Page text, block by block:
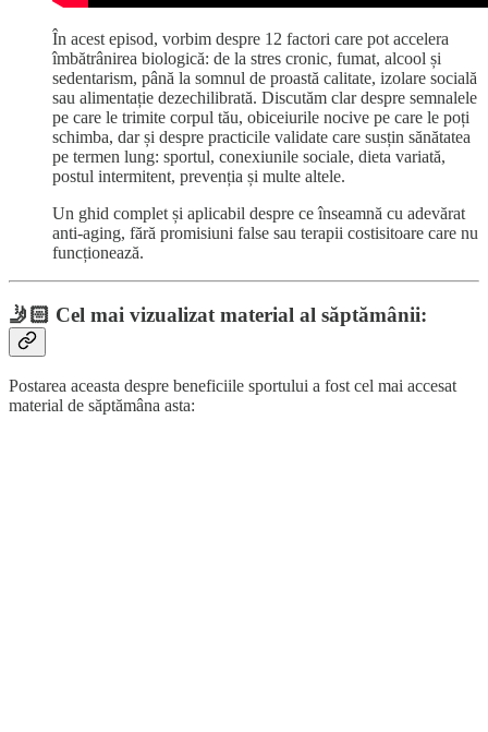
În acest episod, vorbim despre 12 factori care pot accelera
îmbătrânirea biologică: de la stres cronic, fumat, alcool și
sedentarism, până la somnul de proastă calitate, izolare socială
sau alimentație dezechilibrată. Discutăm clar despre semnalele
pe care le trimite corpul tău, obiceiurile nocive pe care le poți
schimba, dar și despre practicile validate care susțin sănătatea
pe termen lung: sportul, conexiunile sociale, dieta variată,
postul intermitent, prevenția și multe altele.
Un ghid complet și aplicabil despre ce înseamnă cu adevărat
anti-aging, fără promisiuni false sau terapii costisitoare care nu
funcționează.
🤳🏻 Cel mai vizualizat material al săptămânii:
Postarea aceasta despre beneficiile sportului a fost cel mai accesat
material de săptămâna asta: